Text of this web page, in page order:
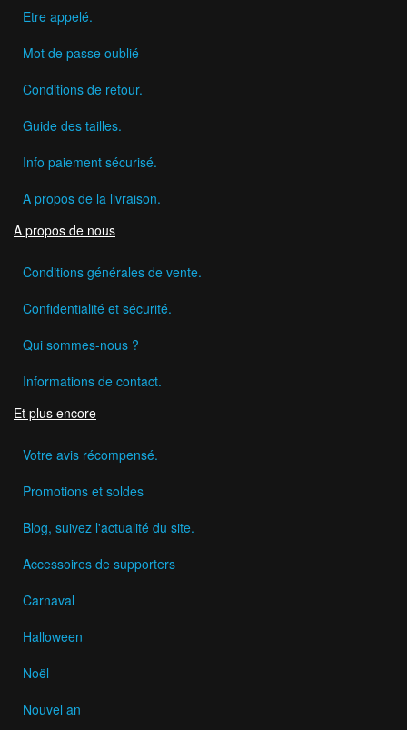
Etre appelé.
Mot de passe oublié
Conditions de retour.
Guide des tailles.
Info paiement sécurisé.
A propos de la livraison.
A propos de nous
Conditions générales de vente.
Confidentialité et sécurité.
Qui sommes-nous ?
Informations de contact.
Et plus encore
Votre avis récompensé.
Promotions et soldes
Blog, suivez l'actualité du site.
Accessoires de supporters
Carnaval
Halloween
Noël
Nouvel an